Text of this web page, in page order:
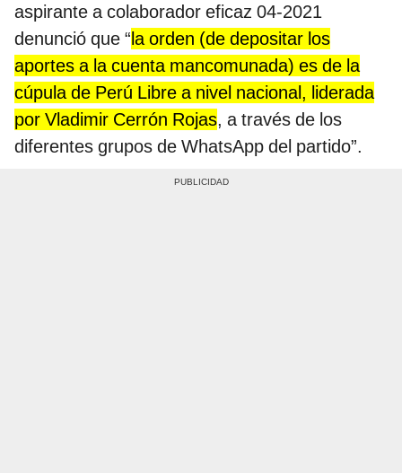
aspirante a colaborador eficaz 04-2021
denunció que “la orden (de depositar los
aportes a la cuenta mancomunada) es de la
cúpula de Perú Libre a nivel nacional, liderada
por Vladimir Cerrón Rojas, a través de los
diferentes grupos de WhatsApp del partido”.